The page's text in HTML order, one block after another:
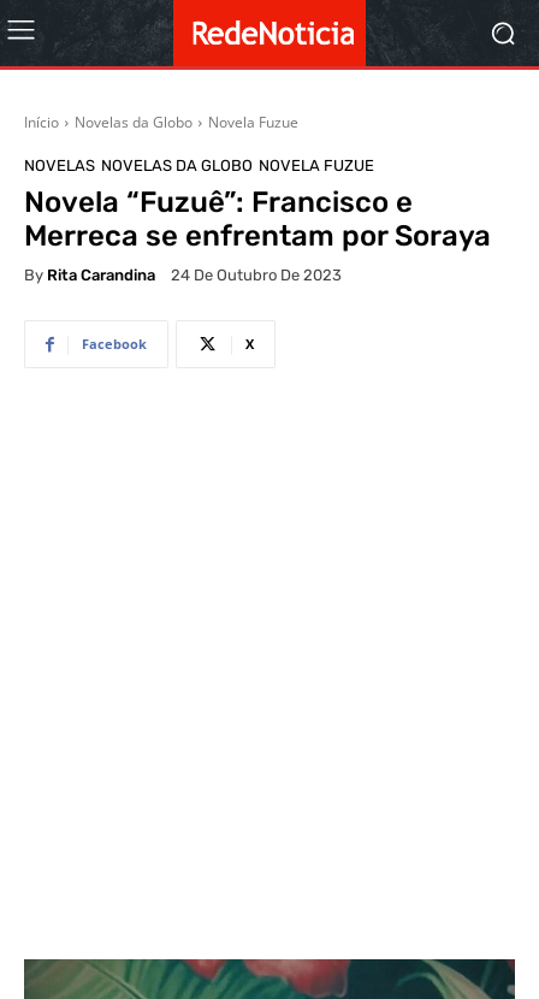
Início Novelas da Globo Novela Fuzue
NOVELAS NOVELAS DA GLOBO NOVELA FUZUE
Novela “Fuzuê”: Francisco e
Merreca se enfrentam por Soraya
By Rita Carandina 24 De Outubro De 2023
Facebook X